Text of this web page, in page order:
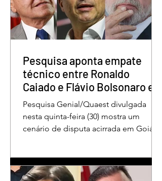
Quem é o Jornalista
Carlos Peixoto,
homenageado pela
CLDF no Dia da
Pesquisa aponta empate
técnico entre Ronaldo
Caiado e Flávio Bolsonaro em
Goiás
Pesquisa Genial/Quaest divulgada
nesta quinta-feira (30) mostra um
cenário de disputa acirrada em Goiás
aparece com 33% das intenções de
voto no primeiro turno, seguido pelo